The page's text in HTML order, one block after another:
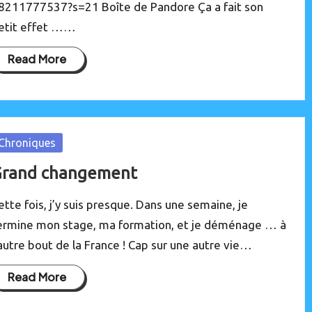
Boîte de Pandore Ça a fait son
effet ……
Read More
changement
fois, j’y suis presque. Dans une semaine, je
mon stage, ma formation, et je déménage … à
bout de la France ! Cap sur une autre vie…
Read More